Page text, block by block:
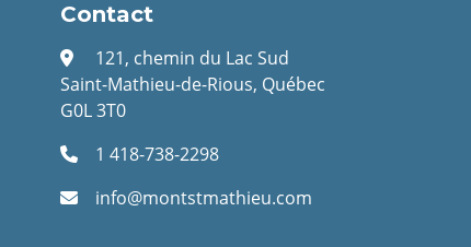
Contact
121, chemin du Lac Sud
Saint-Mathieu-de-Rious, Québec
G0L 3T0
1 418-738-2298
info@montstmathieu.com